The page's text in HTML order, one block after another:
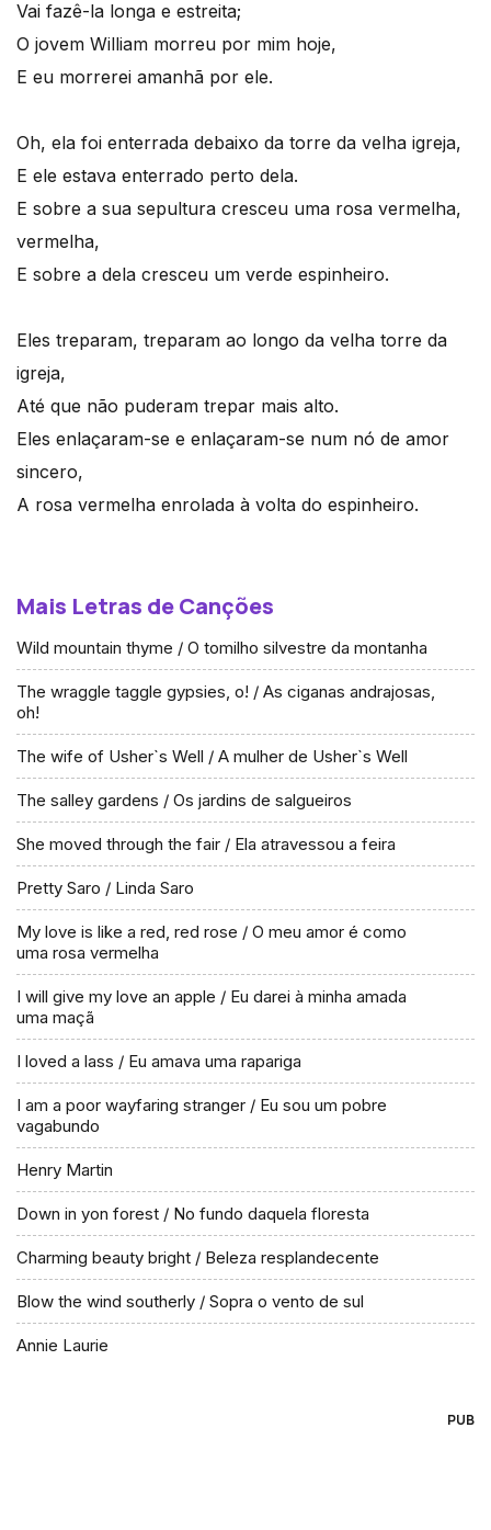
Vai fazê-la longa e estreita;
O jovem William morreu por mim hoje,
E eu morrerei amanhã por ele.
Oh, ela foi enterrada debaixo da torre da velha igreja,
E ele estava enterrado perto dela.
E sobre a sua sepultura cresceu uma rosa vermelha,
vermelha,
E sobre a dela cresceu um verde espinheiro.
Eles treparam, treparam ao longo da velha torre da
igreja,
Até que não puderam trepar mais alto.
Eles enlaçaram-se e enlaçaram-se num nó de amor
sincero,
A rosa vermelha enrolada à volta do espinheiro.
Mais Letras de Canções
Wild mountain thyme / O tomilho silvestre da montanha
The wraggle taggle gypsies, o! / As ciganas andrajosas,
oh!
The wife of Usher`s Well / A mulher de Usher`s Well
The salley gardens / Os jardins de salgueiros
She moved through the fair / Ela atravessou a feira
Pretty Saro / Linda Saro
My love is like a red, red rose / O meu amor é como
uma rosa vermelha
I will give my love an apple / Eu darei à minha amada
uma maçã
I loved a lass / Eu amava uma rapariga
I am a poor wayfaring stranger / Eu sou um pobre
vagabundo
Henry Martin
Down in yon forest / No fundo daquela floresta
Charming beauty bright / Beleza resplandecente
Blow the wind southerly / Sopra o vento de sul
Annie Laurie
PUB